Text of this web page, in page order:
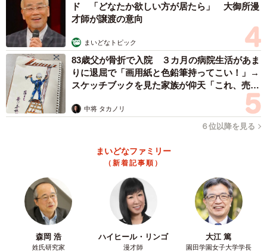
ド 「どなたか欲しい方が居たら」 大御所漫
才師が譲渡の意向
まいどなトピック
83歳父が骨折で入院 ３カ月の病院生活があま
りに退屈で「画用紙と色鉛筆持ってこい！」→
スケッチブックを見た家族が仰天「これ、売れ
中将 タカノリ
６位以降を見る
まいどなファミリー
（新着記事順）
森岡 浩
姓氏研究家
ハイヒール・リンゴ
漫才師
大江 篤
園田学園女子大学学長